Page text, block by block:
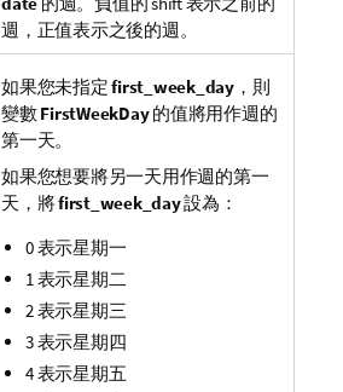
週，正值表示之後的週。
如果您未指定first_week_day，則
變數FirstWeekDay的值將用作週的
第一天。
如果您想要將另一天用作週的第一
天，將first_week_day設為：
0 表示星期一
1 表示星期二
2 表示星期三
3 表示星期四
4 表示星期五